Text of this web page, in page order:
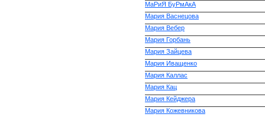
МаРиЯ БуРмАкА
Мария Васнецова
Мария Вебер
Мария Горбань
Мария Зайцева
Мария Иващенко
Мария Каллас
Мария Кац
Мария Кейджера
Мария Кожевникова